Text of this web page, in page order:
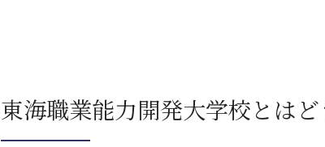
東海職業能力開発大学校とはど